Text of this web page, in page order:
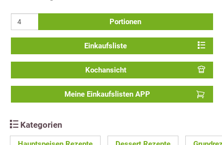
Portionen
Einkaufsliste
Kochansicht
Meine Einkaufslisten APP
Kategorien